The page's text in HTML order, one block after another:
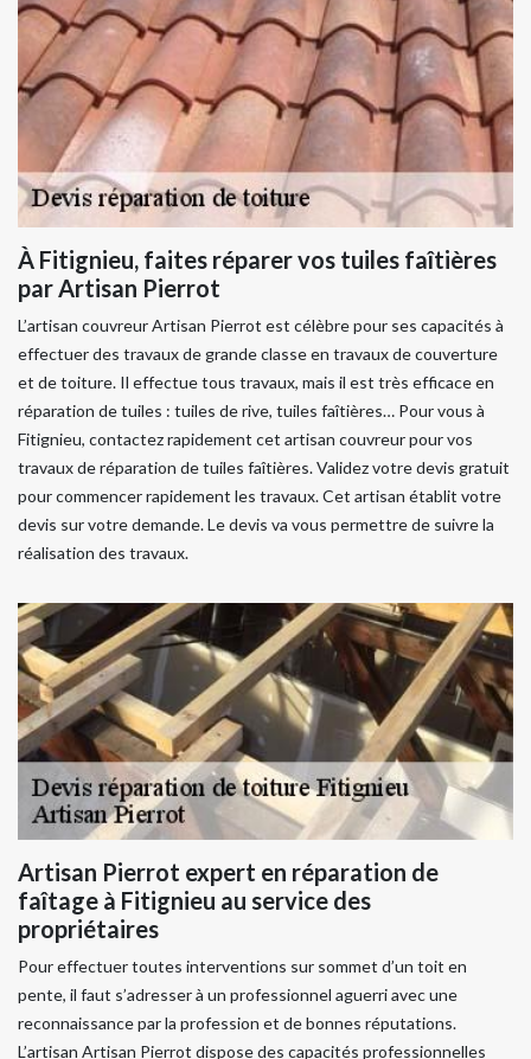
À Fitignieu, faites réparer vos tuiles faîtières
par Artisan Pierrot
L’artisan couvreur Artisan Pierrot est célèbre pour ses capacités à
effectuer des travaux de grande classe en travaux de couverture
et de toiture. Il effectue tous travaux, mais il est très efficace en
réparation de tuiles : tuiles de rive, tuiles faîtières… Pour vous à
Fitignieu, contactez rapidement cet artisan couvreur pour vos
travaux de réparation de tuiles faîtières. Validez votre devis gratuit
pour commencer rapidement les travaux. Cet artisan établit votre
devis sur votre demande. Le devis va vous permettre de suivre la
réalisation des travaux.
Artisan Pierrot expert en réparation de
faîtage à Fitignieu au service des
propriétaires
Pour effectuer toutes interventions sur sommet d’un toit en
pente, il faut s’adresser à un professionnel aguerri avec une
reconnaissance par la profession et de bonnes réputations.
L’artisan Artisan Pierrot dispose des capacités professionnelles